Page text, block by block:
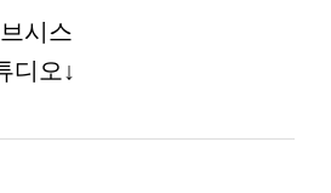
시스
디오↓